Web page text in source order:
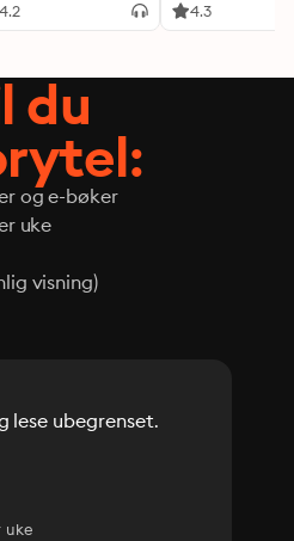
4.2 4.3
du
og e-bøker
uke
visning)
lese ubegrenset.
uke